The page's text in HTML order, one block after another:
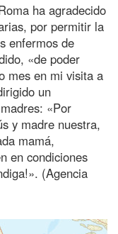
ha agradecido
por permitir la
enfermos de
«de poder
mes en mi visita a
un
«Por
y madre nuestra,
mamá,
en condiciones
(Agencia